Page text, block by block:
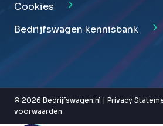
Cookies
Bedrijfswagen kennisbank
© 2026 Bedrijfswagen.nl | Privacy
voorwaarden